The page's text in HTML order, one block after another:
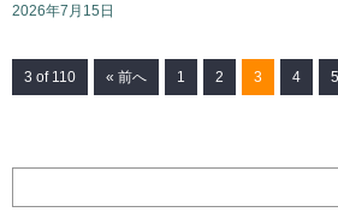
2026年7月15日
3 of 110 « 前へ 1 2 3 4 5
索